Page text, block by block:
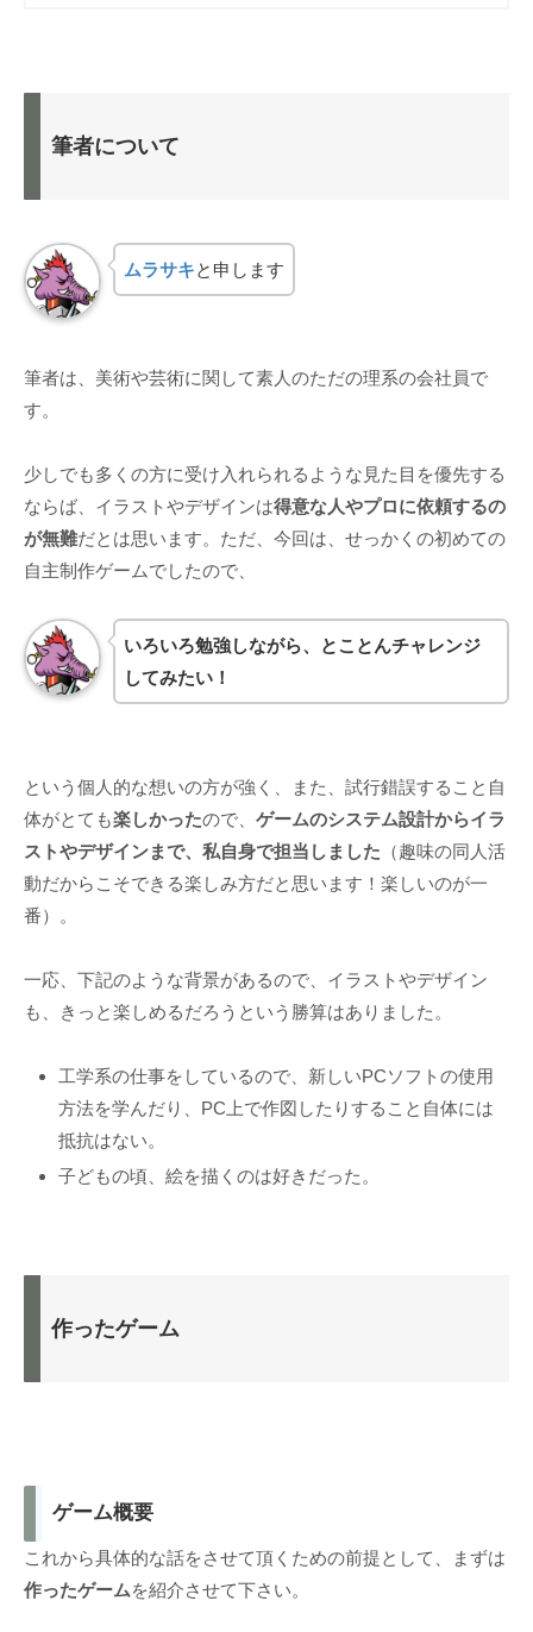
筆者について
ムラサキと申します
筆者は、美術や芸術に関して素人のただの理系の会社員で
す。
少しでも多くの方に受け入れられるような見た目を優先する
ならば、イラストやデザインは得意な人やプロに依頼するの
が無難だとは思います。ただ、今回は、せっかくの初めての
自主制作ゲームでしたので、
いろいろ勉強しながら、とことんチャレンジ
してみたい！
という個人的な想いの方が強く、また、試行錯誤すること自
体がとても楽しかったので、 ゲームのシステム設計からイラ
ストやデザインまで、私自身で担当しました （趣味の同人活
動だからこそできる楽しみ方だと思います！楽しいのが一
番）。
一応、下記のような背景があるので、イラストやデザイン
も、きっと楽しめるだろうという勝算はありました。
工学系の仕事をしているので、新しいPCソフトの使用
方法を学んだり、PC上で作図したりすること自体には
抵抗はない。
子どもの頃、絵を描くのは好きだった。
作ったゲーム
ゲーム概要
これから具体的な話をさせて頂くための前提として、まずは
作ったゲームを紹介させて下さい。